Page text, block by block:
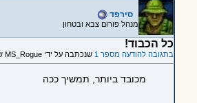
סירפד
מנהל פורום צבא ובטחון
כל הכבוד!
בתגובה להודעה מספר 1 שנכתבה על ידי MS_Rogue שמתחילה ב "ברכות ל-g.l.s.h על הצל"ש :)"
מכובד ביותר, תמשיך ככה